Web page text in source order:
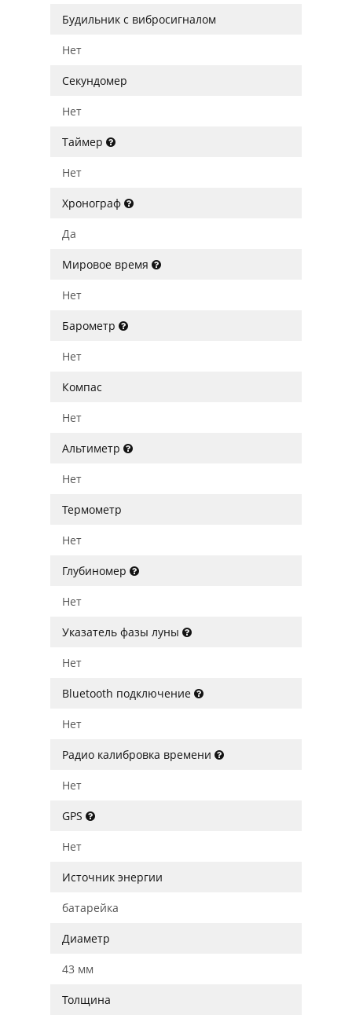
Будильник с вибросигналом
Нет
Секундомер
Нет
Таймер
Нет
Хронограф
Да
Мировое время
Нет
Барометр
Нет
Компас
Нет
Альтиметр
Нет
Термометр
Нет
Глубиномер
Нет
Указатель фазы луны
Нет
Bluetooth подключение
Нет
Радио калибровка времени
Нет
GPS
Нет
Источник энергии
батарейка
Диаметр
43 мм
Толщина